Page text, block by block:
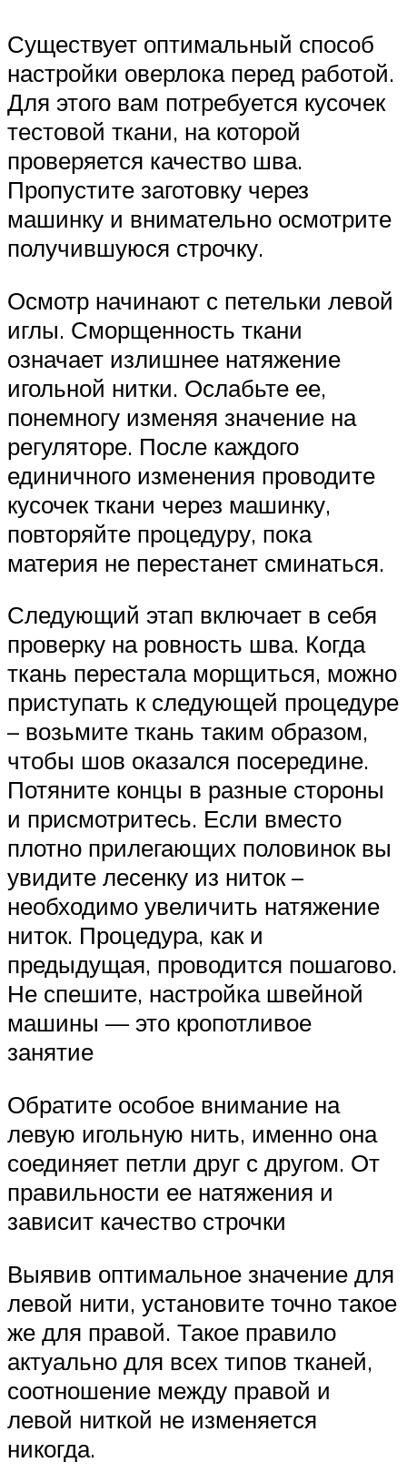
Существует оптимальный способ
настройки оверлока перед работой.
Для этого вам потребуется кусочек
тестовой ткани, на которой
проверяется качество шва.
Пропустите заготовку через
машинку и внимательно осмотрите
получившуюся строчку.
Осмотр начинают с петельки левой
иглы. Сморщенность ткани
означает излишнее натяжение
игольной нитки. Ослабьте ее,
понемногу изменяя значение на
регуляторе. После каждого
единичного изменения проводите
кусочек ткани через машинку,
повторяйте процедуру, пока
материя не перестанет сминаться.
Следующий этап включает в себя
проверку на ровность шва. Когда
ткань перестала морщиться, можно
приступать к следующей процедуре
– возьмите ткань таким образом,
чтобы шов оказался посередине.
Потяните концы в разные стороны
и присмотритесь. Если вместо
плотно прилегающих половинок вы
увидите лесенку из ниток –
необходимо увеличить натяжение
ниток. Процедура, как и
предыдущая, проводится пошагово.
Не спешите, настройка швейной
машины — это кропотливое
занятие
Обратите особое внимание на
левую игольную нить, именно она
соединяет петли друг с другом. От
правильности ее натяжения и
зависит качество строчки
Выявив оптимальное значение для
левой нити, установите точно такое
же для правой. Такое правило
актуально для всех типов тканей,
соотношение между правой и
левой ниткой не изменяется
никогда.